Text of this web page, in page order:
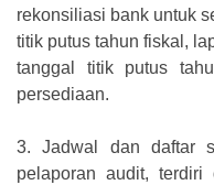
rekonsiliasi bank untuk
titik putus tahun fiskal,
tanggal titik putus
persediaan.
3.
Jadwal dan daftar
pelaporan audit,